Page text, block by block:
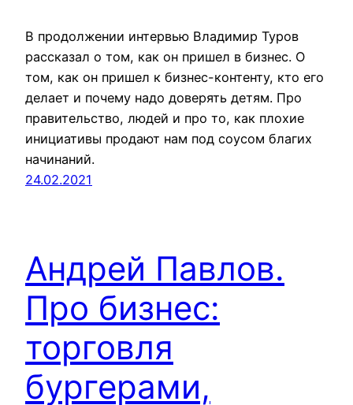
В продолжении интервью Владимир Туров
рассказал о том, как он пришел в бизнес. О
том, как он пришел к бизнес-контенту, кто его
делает и почему надо доверять детям. Про
правительство, людей и про то, как плохие
инициативы продают нам под соусом благих
начинаний.
24.02.2021
Андрей Павлов.
Про бизнес:
торговля
бургерами,